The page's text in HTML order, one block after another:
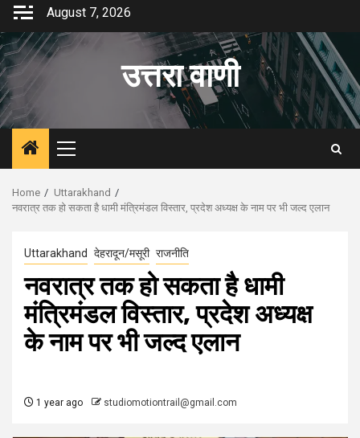
Skip
content
August 7, 2026
उत्तरा वाणी
Primary
Menu
Home
Uttarakhand
नवरात्र तक हो सकता है धामी मंत्रिमंडल विस्तार, प्रदेश अध्यक्ष के नाम पर भी जल्द एलान
Uttarakhand देहरादून/मसूरी राजनीति
नवरात्र तक हो सकता है धामी
मंत्रिमंडल विस्तार, प्रदेश अध्यक्ष
के नाम पर भी जल्द एलान
1 year ago studiomotiontrail@gmail.com